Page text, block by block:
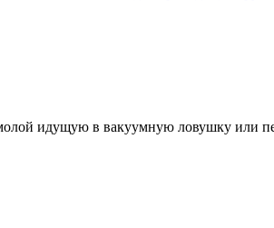
идущую в вакуумную ловушку или